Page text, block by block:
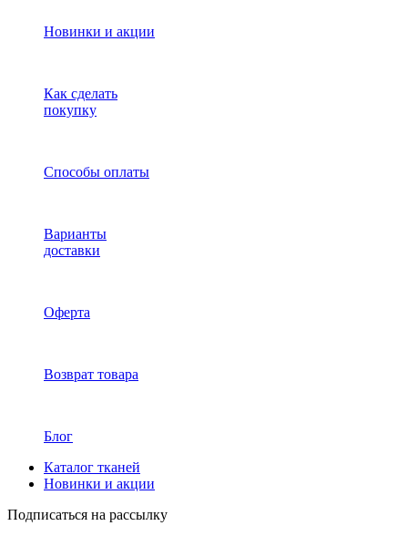
Новинки и акции
Как сделать
покупку
Способы оплаты
Варианты
доставки
Оферта
Возврат товара
Блог
Каталог тканей
Новинки и акции
Подписаться на рассылку